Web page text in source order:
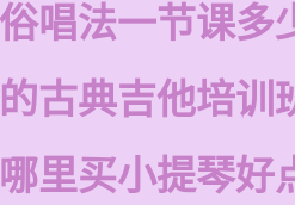
唱法一节课多
古典吉他培训
里买小提琴好